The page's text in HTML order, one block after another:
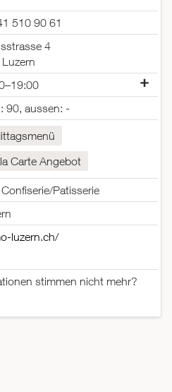
510 90 61
4
90, aussen: -
Carte Angebot
Patisserie
luzern.ch/
stimmen nicht mehr?